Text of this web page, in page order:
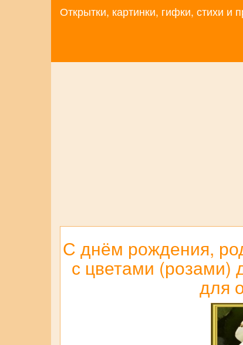
Открытки, картинки, гифки, стихи
С днём рождения,
с цветами (розами)
для